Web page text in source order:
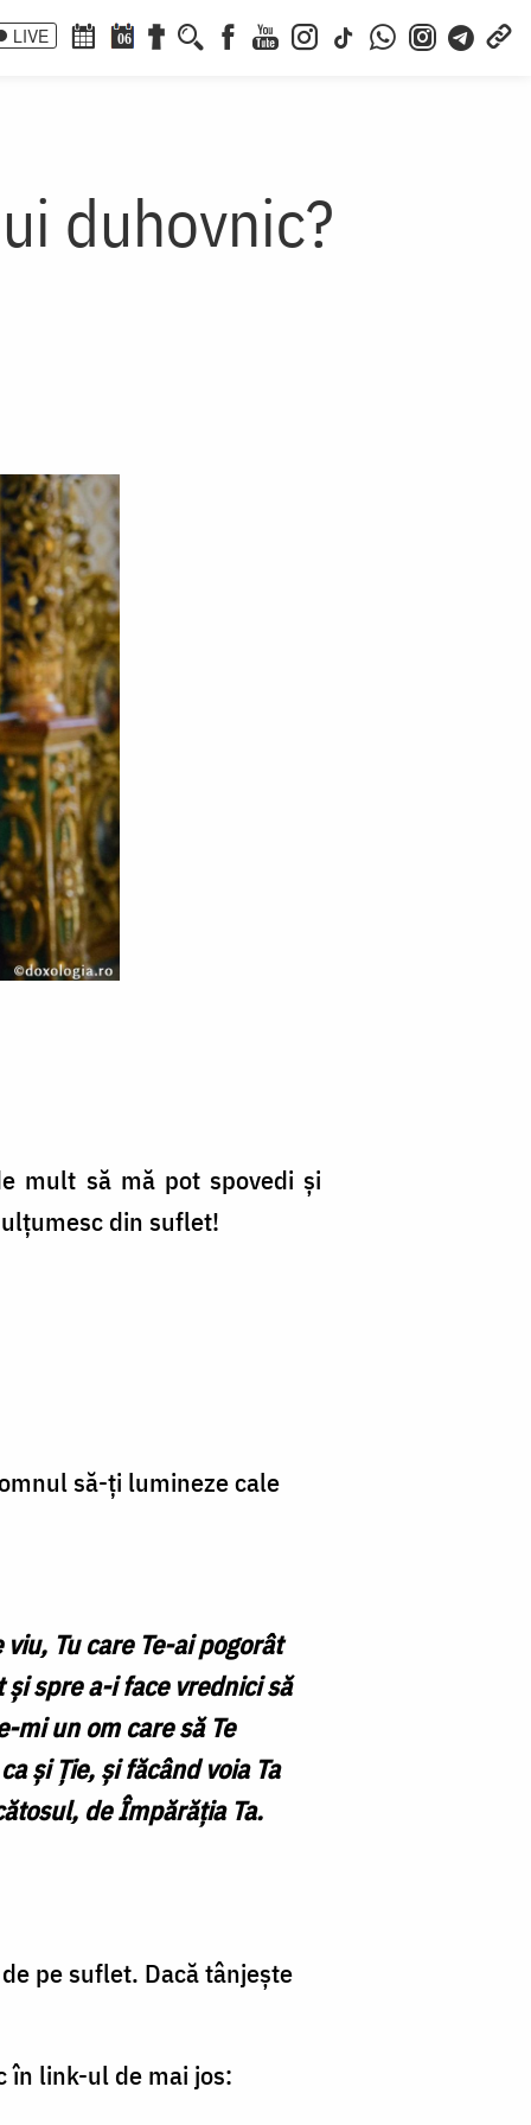
LIVE 06
duhovnic?
mult să mă pot spovedi și
din suflet!
să-ți lumineze cale
Tu care Te-ai pogorât
spre a-i face vrednici să
mi un om care să Te
și Ție, și făcând voia Ta
de Împărăția Ta.
pe suflet. Dacă tânjește
în link-ul de mai jos: